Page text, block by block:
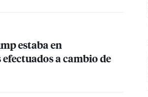
estaba en
a cambio de